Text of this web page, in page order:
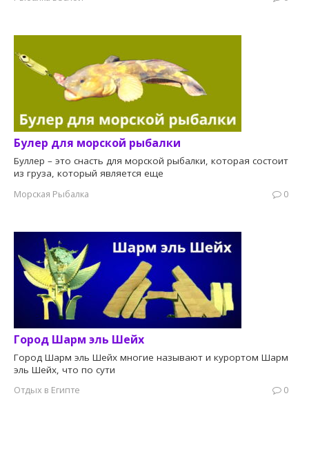
Булер для морской рыбалки
Буллер – это снасть для морской рыбалки, которая состоит
из груза, который является еще
Морская Рыбалка
0
Город Шарм эль Шейх
Город Шарм эль Шейх многие называют и курортом Шарм
эль Шейх, что по сути
Отдых в Египте
0